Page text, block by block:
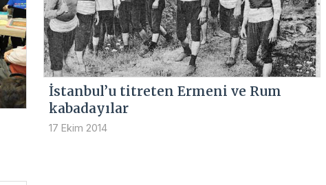
İstanbul’u titreten Ermeni ve Rum
kabadayılar
17 Ekim 2014